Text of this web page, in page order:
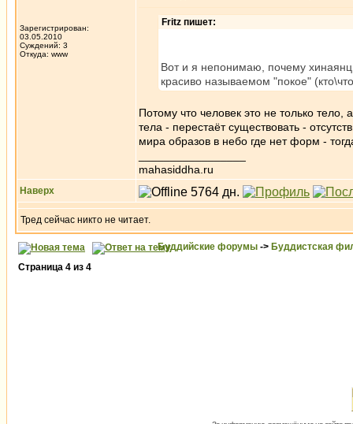
Зарегистрирован:
03.05.2010
Суждений: 3
Откуда: www
Fritz пишет:
Вот и я непонимаю, почему
красиво называемом "покое"
Потому что человек это не только
тела - перестаёт существовать -
мира образов в небо где нет форм -
mahasiddha.ru
Наверх
Тред сейчас никто не читает.
Буддийские форумы -> Буддистская
Страница 4 из 4